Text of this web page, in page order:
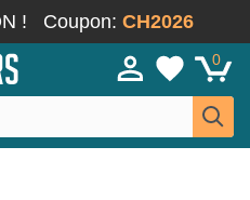
! Coupon: CH2026
0